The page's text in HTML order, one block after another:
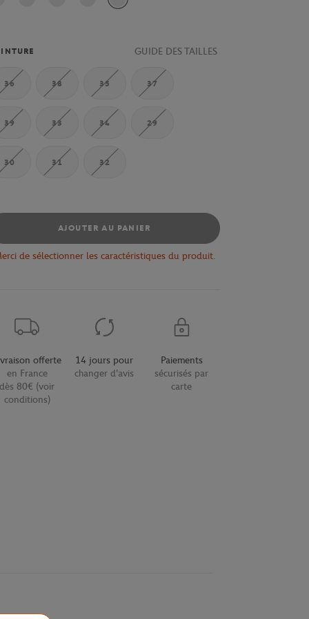
GUIDE DES TAILLES
36 38 35 37
39 33 34 29
30 31 32
AJOUTER AU PANIER
de sélectionner les caractéristiques du produit.
offerte
en France
dès 80€ (voir
conditions)
14 jours pour
changer d'avis
Paiements
sécurisés par
carte